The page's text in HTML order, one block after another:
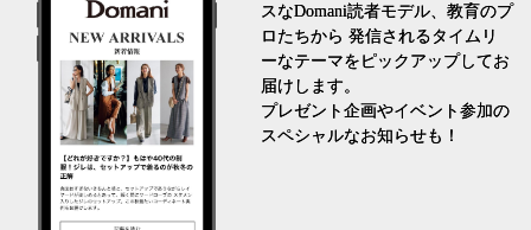
スなDomani読者モデル、教育のプ
ロたちから 発信されるタイムリ
ーなテーマをピックアップしてお
届けします。
プレゼント企画やイベント参加の
スペシャルなお知らせも！